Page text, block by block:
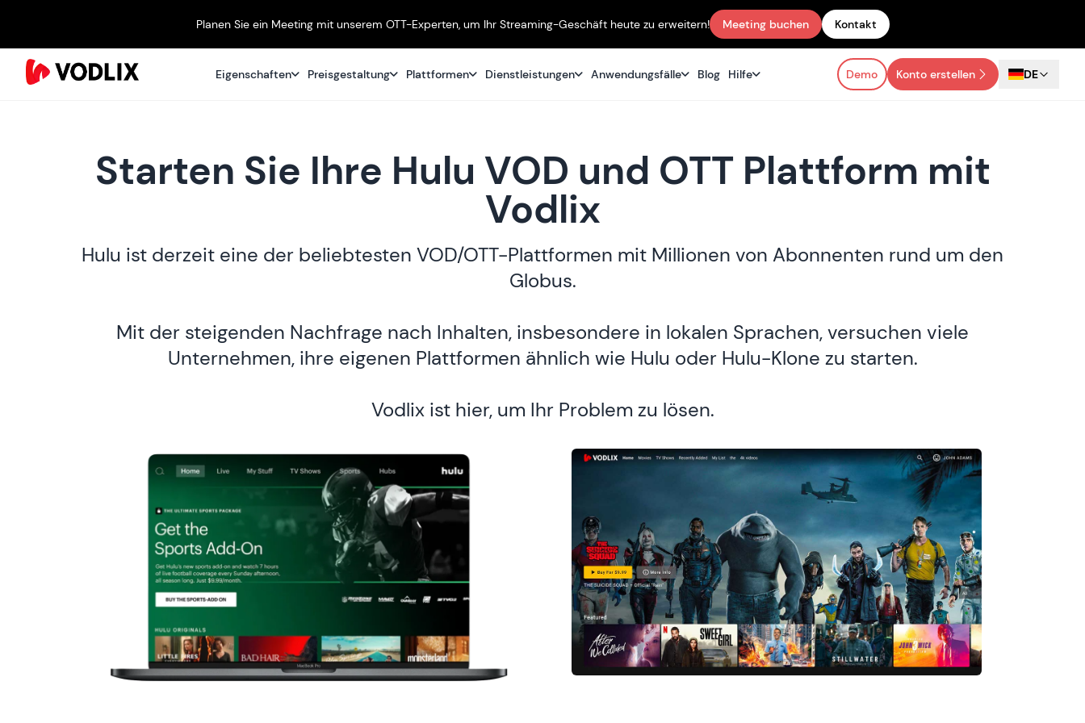
Planen Sie ein Meeting mit unserem OTT-Experten, um Ihr Streaming-Geschäft heute zu erweitern! Meeting buchen Kontakt
Eigenschaften Preisgestaltung Plattformen Dienstleistungen Anwendungsfälle Blog Hilfe Demo Konto erstellen DE
Starten Sie Ihre Hulu VOD und OTT Plattform mit
Vodlix
Hulu ist derzeit eine der beliebtesten VOD/OTT-Plattformen mit Millionen von Abonnenten rund um den
Globus.
Mit der steigenden Nachfrage nach Inhalten, insbesondere in lokalen Sprachen, versuchen viele
Unternehmen, ihre eigenen Plattformen ähnlich wie Hulu oder Hulu-Klone zu starten.
Vodlix ist hier, um Ihr Problem zu lösen.